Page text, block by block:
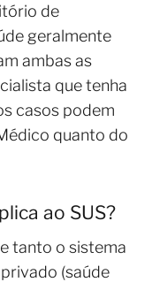
de
geralmente
ambas as
que tenha
casos podem
quanto do
ao SUS?
tanto o sistema
(saúde